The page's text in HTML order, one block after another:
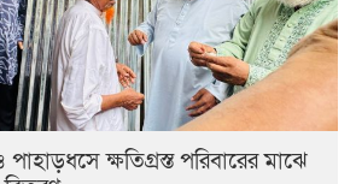
ক্ষতিগ্রস্ত পরিবারের মাঝে